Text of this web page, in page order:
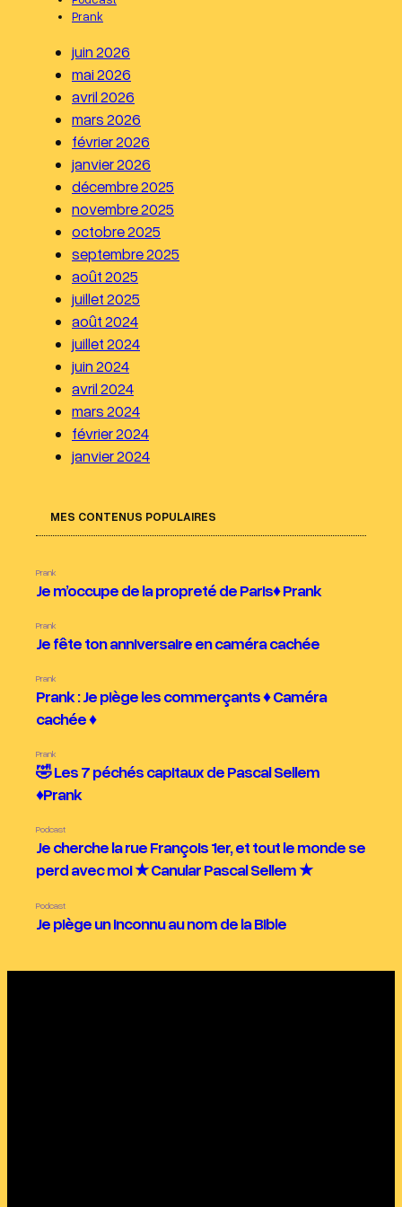
Prank
juin 2026
mai 2026
avril 2026
mars 2026
février 2026
janvier 2026
décembre 2025
novembre 2025
octobre 2025
septembre 2025
août 2025
juillet 2025
août 2024
juillet 2024
juin 2024
avril 2024
mars 2024
février 2024
janvier 2024
MES CONTENUS POPULAIRES